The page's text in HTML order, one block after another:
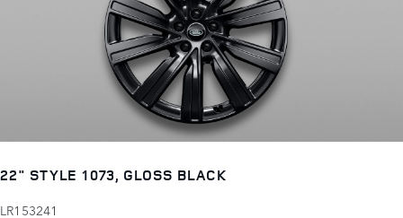
22" STYLE 1073, GLOSS BLACK
LR153241